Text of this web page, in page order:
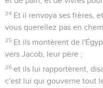
24 Et il renvoya ses frères,
vous querellez pas en
25 Et ils montèrent de
vers Jacob, leur père ;
26 et ils lui rapportèrent,
c'est lui qui gouverne tout